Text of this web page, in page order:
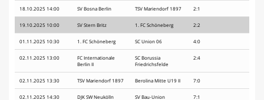
18.10.2025 14:00 SV Bosna Berlin TSV Mariendorf 1897 2:1
19.10.2025 10:00 SV Stern Britz 1. FC Schöneberg 2:2
01.11.2025 10:30 1. FC Schöneberg SC Union 06 4:0
02.11.2025 13:00
FC Internationale
Berlin II
SC Borussia
Friedrichsfelde
2:4
02.11.2025 13:30 TSV Mariendorf 1897 Berolina Mitte U19 II 7:0
02.11.2025 14:30
DJK SW Neukölln
SV Bau-Union 7:1